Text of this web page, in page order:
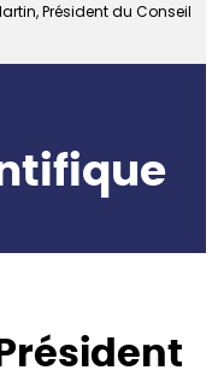
Président du Conseil